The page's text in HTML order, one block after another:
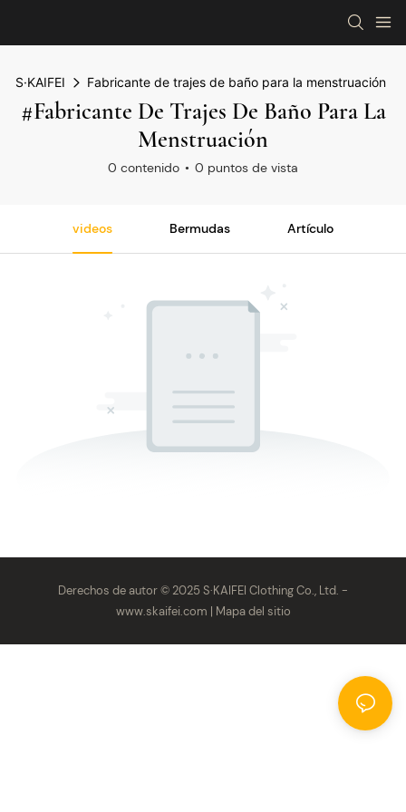
S·KAIFEI Fabricante de trajes de baño para la menstruación
#Fabricante De Trajes De Baño Para La
Menstruación
0 contenido 0 puntos de vista
videos Bermudas Artículo
Derechos de autor © 2025 S·KAIFEI Clothing Co., Ltd. -
www.skaifei.com | Mapa del sitio